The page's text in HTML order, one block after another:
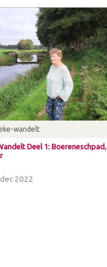
wandelt
Deel 1: Boereneschpad,
2022